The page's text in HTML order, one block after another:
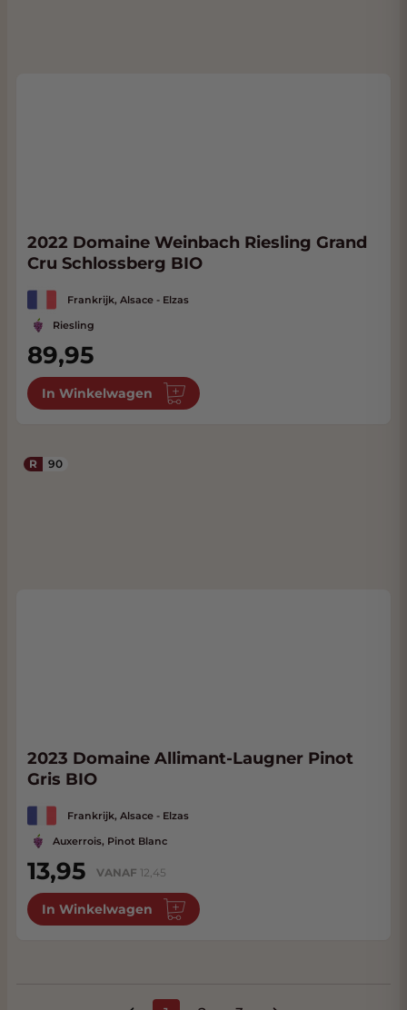
2022 Domaine Weinbach Riesling Grand
Cru Schlossberg BIO
Frankrijk, Alsace - Elzas
Riesling
89,95
In Winkelwagen
R 90
2023 Domaine Allimant-Laugner Pinot
Gris BIO
Frankrijk, Alsace - Elzas
Auxerrois, Pinot Blanc
13,95 VANAF 12,45
In Winkelwagen